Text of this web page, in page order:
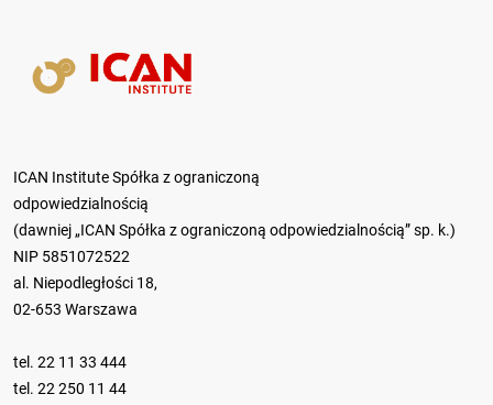
ICAN Institute Spółka z ograniczoną
odpowiedzialnością
(dawniej „ICAN Spółka z ograniczoną odpowiedzialnością” sp. k.)
NIP 5851072522
al. Niepodległości 18,
02-653 Warszawa
tel. 22 11 33 444
tel. 22 250 11 44